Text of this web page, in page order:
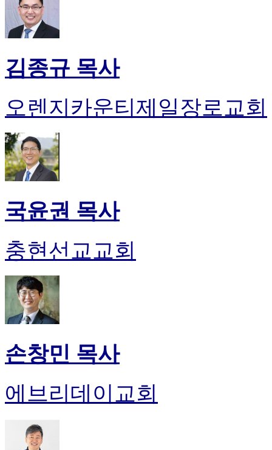
김종규 목사
오렌지카운티제일장로교회
국윤권 목사
충현선교교회
손창민 목사
에브리데이교회